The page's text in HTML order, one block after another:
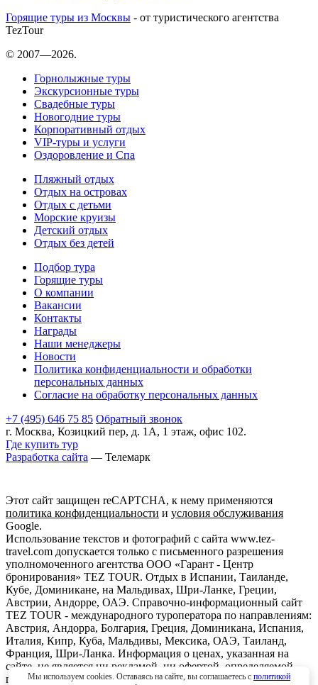
Горящие туры из Москвы - от туристического агентства
TezTour
© 2007—2026.
Горнолыжные туры
Экскурсионные туры
Свадебные туры
Новогодние туры
Корпоративный отдых
VIP-туры и услуги
Оздоровление и Спа
Пляжный отдых
Отдых на островах
Отдых с детьми
Морские круизы
Детский отдых
Отдых без детей
Подбор тура
Горящие туры
О компании
Вакансии
Контакты
Награды
Наши менеджеры
Новости
Политика конфиденциальности и обработки
персональных данных
Согласие на обработку персональных данных
+7 (495) 646 75 85 Обратный звонок
г. Москва, Козицкий пер, д. 1А, 1 этаж, офис 102.
Где купить тур
Разработка сайта — Телемарк
Этот сайт защищен reCAPTCHA, к нему применяются
политика конфиденциальности и условия обслуживания
Google.
Использование текстов и фотографий с сайта www.tez-
travel.com допускается только с письменного разрешения
уполномоченного агентства ООО «Гарант - Центр
бронирования» TEZ TOUR. Отдых в Испании, Таиланде,
Кубе, Доминикане, на Мальдивах, Шри-Ланке, Греции,
Австрии, Андорре, ОАЭ. Справочно-информационный сайт
TEZ TOUR - международного туроператора по направлениям:
Австрия, Андорра, Болгария, Греция, Доминикана, Испания,
Италия, Кипр, Куба, Мальдивы, Мексика, ОАЭ, Таиланд,
Франция, Шри-Ланка. Информация о ценах, указанная на
сайте, не является ни рекламой, ни офертой. определяемой
положениями Статьи 437 (2) Гражданского кодекса
Мы используем cookies. Оставаясь на сайте, вы соглашаетесь с политикой